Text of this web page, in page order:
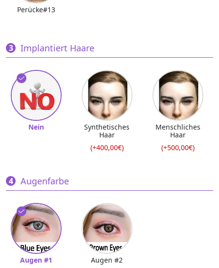
Perücke#13
Implantiert Haare
Nein
Synthetisches
Haar
(+400,00€)
Menschliches
Haar
(+500,00€)
Augenfarbe
Augen #1 Augen #2